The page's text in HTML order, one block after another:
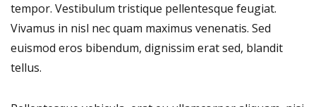
tempor. Vestibulum tristique pellentesque feugiat.
Vivamus in nisl nec quam maximus venenatis. Sed
euismod eros bibendum, dignissim erat sed, blandit
tellus.